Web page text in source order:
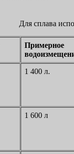
Для сплава
Примерное
1 400 л.
1 600 л